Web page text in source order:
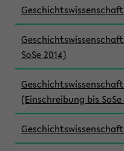
SoSe 2014)
(Einschreibung bis SoSe